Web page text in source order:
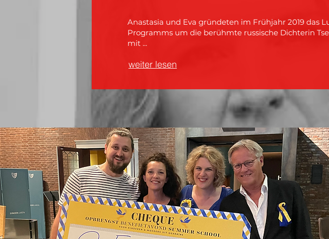
Anastasia und Eva gründeten im Frühjahr 2019 das
Programms um die berühmte russische Dichterin
mit ...
weiter lesen